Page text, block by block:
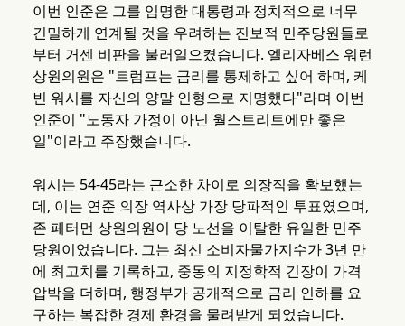
이번 인준은 그를 임명한 대통령과 정치적으로 너무
긴밀하게 연계될 것을 우려하는 진보적 민주당원들로
부터 거센 비판을 불러일으켰습니다. 엘리자베스 워런
상원의원은 "트럼프는 금리를 통제하고 싶어 하며, 케
빈 워시를 자신의 양말 인형으로 지명했다"라며 이번
인준이 "노동자 가정이 아닌 월스트리트에만 좋은
일"이라고 주장했습니다.
워시는 54-45라는 근소한 차이로 의장직을 확보했는
데, 이는 연준 의장 역사상 가장 당파적인 투표였으며,
존 페터먼 상원의원이 당 노선을 이탈한 유일한 민주
당원이었습니다. 그는 최신 소비자물가지수가 3년 만
에 최고치를 기록하고, 중동의 지정학적 긴장이 가격
압박을 더하며, 행정부가 공개적으로 금리 인하를 요
구하는 복잡한 경제 환경을 물려받게 되었습니다.